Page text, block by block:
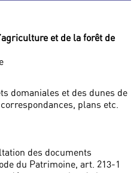
et de la forêt de
domaniales et des dunes de
plans etc.
des documents
du Patrimoine, art. 213-1